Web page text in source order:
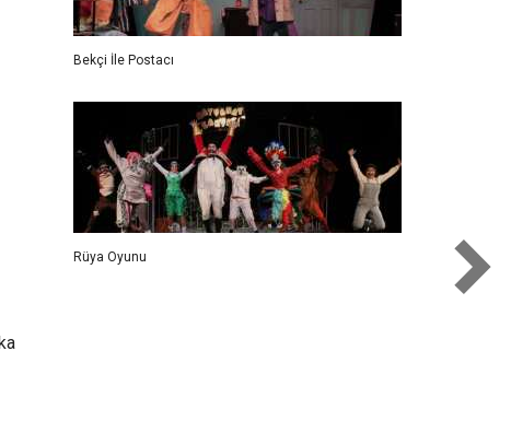
Bekçi İle Postacı
Rüya Oyunu